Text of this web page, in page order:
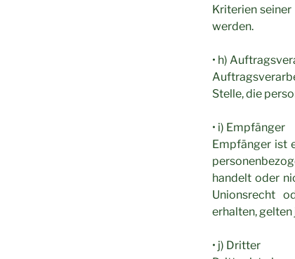
Kriterien
werden.
• h)
Stelle, die
• i) Empfänger
Empfänger ist
handelt oder
Unionsrecht
erhalten,
• j) Dritter